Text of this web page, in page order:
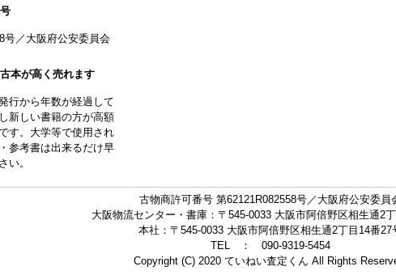
号／大阪府公安委員会
本が高く売れます
行から年数が経過して
新しい書籍の方が高額
す。大学等で使用され
参考書は出来るだけ早
い。
古物商許可番号 第62121R082558号／大阪府公安委員
大阪物流センター・書庫：〒545-0033 大阪市阿倍野区相生通2
本社：〒545-0033 大阪市阿倍野区相生通2丁目14番27
TEL ： 090-9319-5454
Copyright (C) 2020 ていねい査定くん All Rights